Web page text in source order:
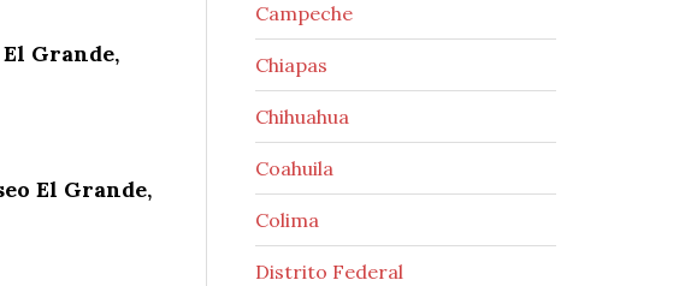
Grande,
El Grande,
Campeche
Chiapas
Chihuahua
Coahuila
Colima
Distrito Federal